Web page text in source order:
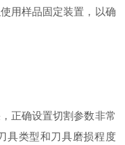
用样品固定装置，以确
正确设置切割参数非常
具类型和刀具磨损程度